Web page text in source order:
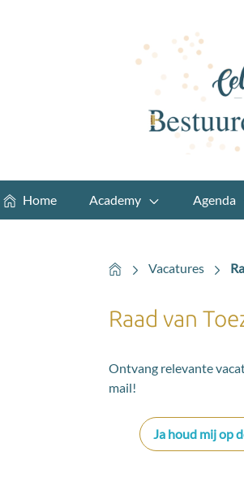
Home Academy Agenda
HomeVacatures
Raad van
Ontvang relevante
mail!
Ja houd mij op